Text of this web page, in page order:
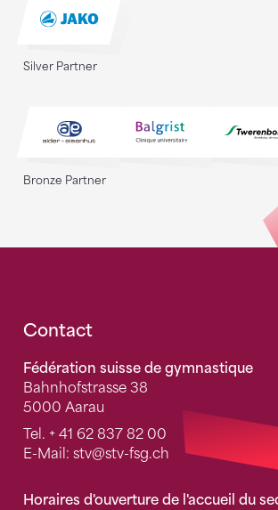
Silver Partner
Bronze Partner
Fusszeile
Contact
Fédération suisse de gymnastique
Bahnhofstrasse 38
5000 Aarau
Tel. + 41 62 837 82 00
E-Mail: stv@stv-fsg.ch
Horaires d'ouverture de l'accueil du